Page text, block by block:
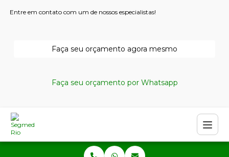
Entre em contato com um de nossos especialistas!
Faça seu orçamento agora mesmo
Faça seu orçamento por Whatsapp